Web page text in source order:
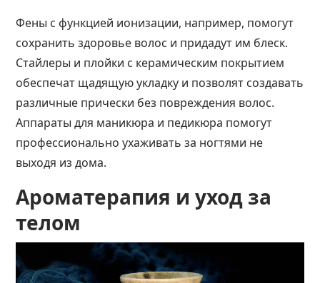
Фены с функцией ионизации, например, помогут
сохранить здоровье волос и придадут им блеск.
Стайлеры и плойки с керамическим покрытием
обеспечат щадящую укладку и позволят создавать
различные прически без повреждения волос.
Аппараты для маникюра и педикюра помогут
профессионально ухаживать за ногтями не
выходя издома​​.
Ароматерапия и уход за
телом